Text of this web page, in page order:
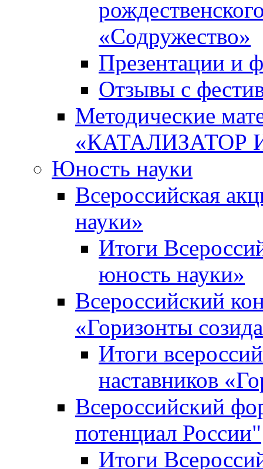
«Содружество»
Презентации и
Отзывы с
Методические
«КАТАЛИЗАТОР
Юность науки
Всероссийская
науки»
Итоги
юность науки»
Всероссийский
«Горизонты
Итоги
наставников
Всероссийский
потенциал России"
Итоги